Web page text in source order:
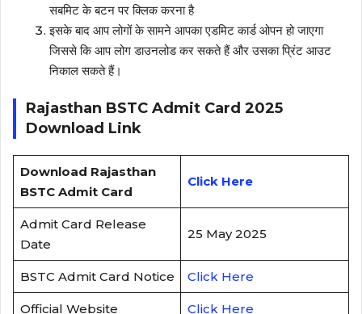
सबमिट के बटन पर क्लिक करना है
इसके बाद आप लोगों के सामने आपका एडमिट कार्ड ओपन हो जाएगा
जिससे कि आप लोग डाउनलोड कर सकते हैं और उसका प्रिंट आउट
निकाल सकते हैं।
Rajasthan BSTC Admit Card 2025
Download Link
Download Rajasthan
BSTC Admit Card
Click Here
Admit Card Release
Date
25 May 2025
BSTC Admit Card Notice Click Here
Official Website Click Here